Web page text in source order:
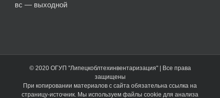
вс — выходной
© 2020 ОГУП "Липецкоблтехинвентаризация" | Все права
защищены
При копировании материалов с сайта обязательна ссылка на
страницу-источник. Мы используем файлы cookie для анализа